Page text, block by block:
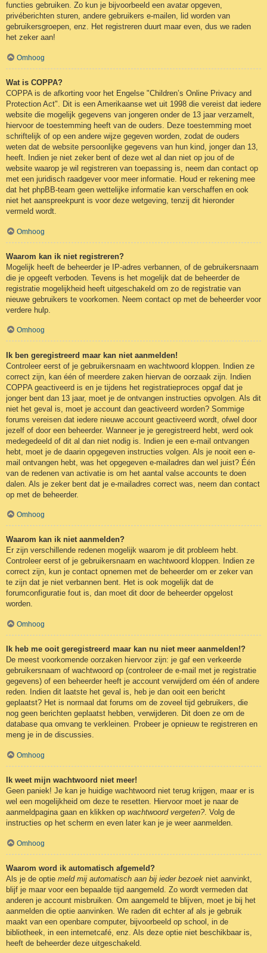
functies gebruiken. Zo kun je bijvoorbeeld een avatar opgeven,
privéberichten sturen, andere gebruikers e-mailen, lid worden van
gebruikersgroepen, enz. Het registreren duurt maar even, dus we raden
het zeker aan!
Omhoog
Wat is COPPA?
COPPA is de afkorting voor het Engelse "Children’s Online Privacy and
Protection Act". Dit is een Amerikaanse wet uit 1998 die vereist dat iedere
website die mogelijk gegevens van jongeren onder de 13 jaar verzamelt,
hiervoor de toestemming heeft van de ouders. Deze toestemming moet
schriftelijk of op een andere wijze gegeven worden, zodat de ouders
weten dat de website persoonlijke gegevens van hun kind, jonger dan 13,
heeft. Indien je niet zeker bent of deze wet al dan niet op jou of de
website waarop je wil registreren van toepassing is, neem dan contact op
met een juridisch raadgever voor meer informatie. Houd er rekening mee
dat het phpBB-team geen wettelijke informatie kan verschaffen en ook
niet het aanspreekpunt is voor deze wetgeving, tenzij dit hieronder
vermeld wordt.
Omhoog
Waarom kan ik niet registreren?
Mogelijk heeft de beheerder je IP-adres verbannen, of de gebruikersnaam
die je opgeeft verboden. Tevens is het mogelijk dat de beheerder de
registratie mogelijkheid heeft uitgeschakeld om zo de registratie van
nieuwe gebruikers te voorkomen. Neem contact op met de beheerder voor
verdere hulp.
Omhoog
Ik ben geregistreerd maar kan niet aanmelden!
Controleer eerst of je gebruikersnaam en wachtwoord kloppen. Indien ze
correct zijn, kan één of meerdere zaken hiervan de oorzaak zijn. Indien
COPPA geactiveerd is en je tijdens het registratieproces opgaf dat je
jonger bent dan 13 jaar, moet je de ontvangen instructies opvolgen. Als dit
niet het geval is, moet je account dan geactiveerd worden? Sommige
forums vereisen dat iedere nieuwe account geactiveerd wordt, ofwel door
jezelf of door een beheerder. Wanneer je je geregistreerd hebt, werd ook
medegedeeld of dit al dan niet nodig is. Indien je een e-mail ontvangen
hebt, moet je de daarin opgegeven instructies volgen. Als je nooit een e-
mail ontvangen hebt, was het opgegeven e-mailadres dan wel juist? Één
van de redenen van activatie is om het aantal valse accounts te doen
dalen. Als je zeker bent dat je e-mailadres correct was, neem dan contact
op met de beheerder.
Omhoog
Waarom kan ik niet aanmelden?
Er zijn verschillende redenen mogelijk waarom je dit probleem hebt.
Controleer eerst of je gebruikersnaam en wachtwoord kloppen. Indien ze
correct zijn, kun je contact opnemen met de beheerder om er zeker van
te zijn dat je niet verbannen bent. Het is ook mogelijk dat de
forumconfiguratie fout is, dan moet dit door de beheerder opgelost
worden.
Omhoog
Ik heb me ooit geregistreerd maar kan nu niet meer aanmelden!?
De meest voorkomende oorzaken hiervoor zijn: je gaf een verkeerde
gebruikersnaam of wachtwoord op (controleer de e-mail met je registratie
gegevens) of een beheerder heeft je account verwijderd om één of andere
reden. Indien dit laatste het geval is, heb je dan ooit een bericht
geplaatst? Het is normaal dat forums om de zoveel tijd gebruikers, die
nog geen berichten geplaatst hebben, verwijderen. Dit doen ze om de
database qua omvang te verkleinen. Probeer je opnieuw te registreren en
meng je in de discussies.
Omhoog
Ik weet mijn wachtwoord niet meer!
Geen paniek! Je kan je huidige wachtwoord niet terug krijgen, maar er is
wel een mogelijkheid om deze te resetten. Hiervoor moet je naar de
aanmeldpagina gaan en klikken op wachtwoord vergeten?. Volg de
instructies op het scherm en even later kan je je weer aanmelden.
Omhoog
Waarom word ik automatisch afgemeld?
Als je de optie meld mij automatisch aan bij ieder bezoek niet aanvinkt,
blijf je maar voor een bepaalde tijd aangemeld. Zo wordt vermeden dat
anderen je account misbruiken. Om aangemeld te blijven, moet je bij het
aanmelden die optie aanvinken. We raden dit echter af als je gebruik
maakt van een openbare computer, bijvoorbeeld op school, in de
bibliotheek, in een internetcafé, enz. Als deze optie niet beschikbaar is,
heeft de beheerder deze uitgeschakeld.